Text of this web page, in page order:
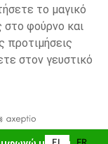
το μαγικό
στο φούρνο και
προτιμήσεις
στον γευστικό
και στο σύστημα
Εμπορίου.